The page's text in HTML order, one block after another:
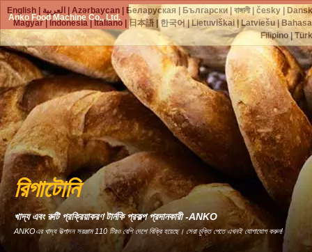
Anko Food Machine Co., Ltd.
রিগাটোনি
খাদ্য এবং রুটি প্রক্রিয়াকরণ টার্নকি প্রকল্প প্রদানকারী -ANKO
ANKOএর খাদ্য উত্পাদন সরঞ্জাম 110 টিরও বেশি দেশে বিক্রি হয়েছে। সেরা চুক্তি পেতে এখনই যোগাযোগ করুন!
English العربية |Azərbaycan Беларуская Български |বাঙ্গালী|česky
Magyar|Indonesia| Italiano| 日本語|한국어|Lietuviškai|Latviešu|
Filipino|